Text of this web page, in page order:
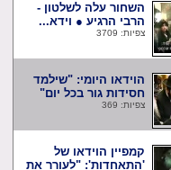
השחור עלה לשלטון -
הרבי הרגיע ● וידא...
צפיות: 3709
הוידאו היומי: "שילמד
חסידות גור בכל יום"
צפיות: 369
קמפיין הוידאו של
'התאחדות': "לעורר את